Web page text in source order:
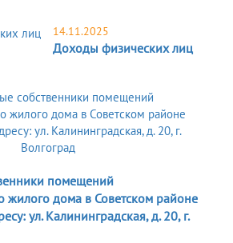
14.11.2025
Доходы физических лиц
помещений
жилого дома в Советском районе
ул. Калининградская, д. 20, г.